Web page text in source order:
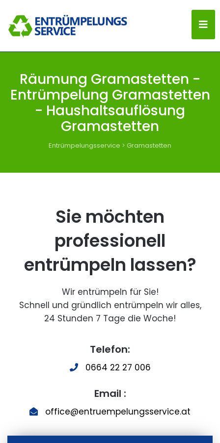
Räumung Gramastetten -
Entrümpelung Gramastetten
- Haushaltsauflösung
Gramastetten
Entrümpelungsservice > Gramastetten
Sie möchten
professionell
entrümpeln lassen?
Wir entrümpeln für Sie!
Schnell und gründlich entrümpeln wir alles,
24 Stunden 7 Tage die Woche!
Telefon:
0664 22 27 006
Email :
office@entruempelungsservice.at